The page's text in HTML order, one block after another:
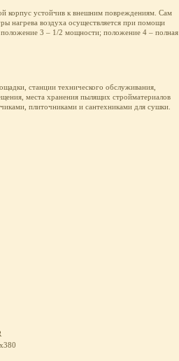
корпус устойчив к внешним повреждениям. Сам
нагрева воздуха осуществляется при помощи
3 – 1/2 мощности; положение 4 – полная
станции технического обслуживания,
места хранения пылящих стройматериалов
плиточниками и сантехниками для сушки.